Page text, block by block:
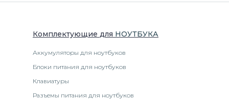
Комплектующие для НОУТБУКА
Аккумуляторы для ноутбуков
Блоки питания для ноутбуков
Клавиатуры
Разъемы питания для ноутбуков